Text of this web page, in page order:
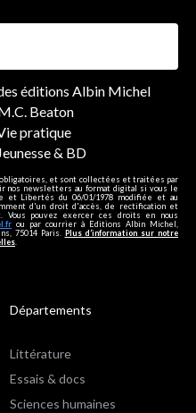
éditions Albin Michel
Beaton
pratique
& BD
et sont collectées et traitées par
nos newsletters au format digital si vous le
et Libertés du 06/01/1978 modifiée et au
d'un droit d'accès, de rectification et
Vous pouvez exercer ces droits en nous
ou par courrier à Editions Albin Michel,
75014 Paris. Plus d’information sur notre
.
Départements
Littérature
Essais & docs
Sciences humaines